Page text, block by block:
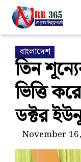
বাংলাদেশ
তিন
ভিত্তি
ডক্টর
November